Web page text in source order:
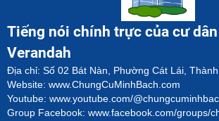
Tiếng nói chính trực của cư dân
Verandah
Địa chỉ: Số 02 Bát Nàn, Phường Cát Lái,
Website: www.ChungCuMinhBach.com
Youtube: www.youtube.com/
Group Facebook: www.facebook.com/groups/